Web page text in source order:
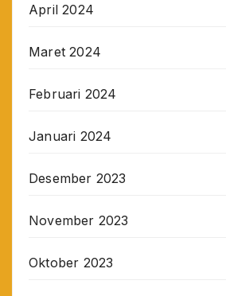
April 2024
Maret 2024
Februari 2024
Januari 2024
Desember 2023
November 2023
Oktober 2023